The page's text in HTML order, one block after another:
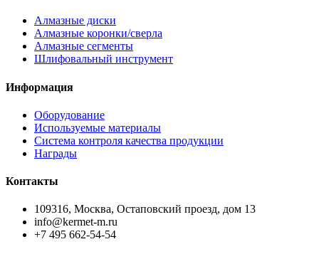
Алмазные диски
Алмазные коронки/сверла
Алмазные сегменты
Шлифовальный инструмент
Информация
Оборудование
Используемые материалы
Система контроля качества продукции
Награды
Контакты
109316, Москва, Остаповский проезд, дом 13
info@kermet-m.ru
+7 495 662-54-54